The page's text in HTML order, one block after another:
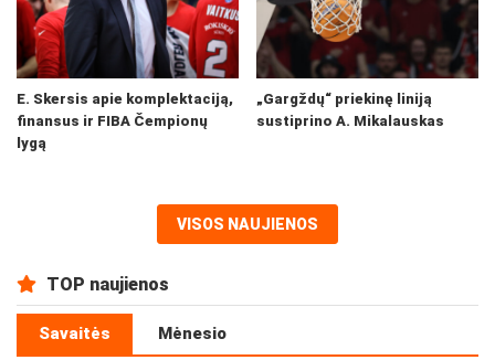
E. Skersis apie komplektaciją,
finansus ir FIBA Čempionų
lygą
„Gargždų“ priekinę liniją
sustiprino A. Mikalauskas
VISOS NAUJIENOS
TOP naujienos
Savaitės Mėnesio